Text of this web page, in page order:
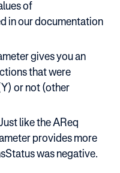
of
in our documentation
gives you an
that were
or not (other
like the AReq
provides more
was negative.